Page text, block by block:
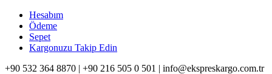
Hesabım
Ödeme
Sepet
Kargonuzu Takip Edin
+90 532 364 8870 | +90 216 505 0 501 | info@ekspreskargo.com.tr